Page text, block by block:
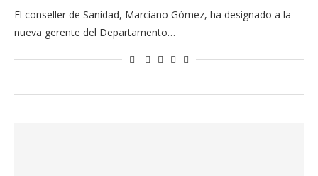
El conseller de Sanidad, Marciano Gómez, ha designado a la
nueva gerente del Departamento…